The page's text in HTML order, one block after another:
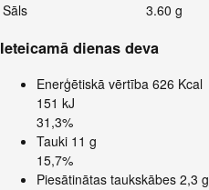
Sāls
3.60 g
Ieteicamā dienas deva
Enerģētiskā vērtība 626 Kcal
151 kJ
31,3%
Tauki 11 g
15,7%
Piesātinātas taukskābes 2,3 g